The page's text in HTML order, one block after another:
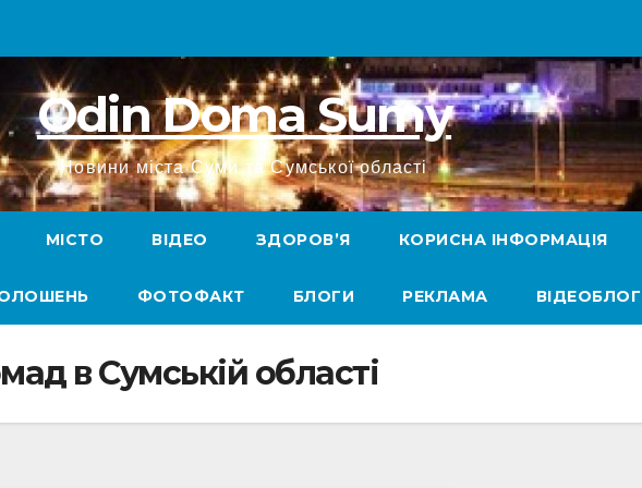
Odin Doma Sumy
Новини міста Суми та Сумської області
МІСТО ВІДЕО ЗДОРОВ’Я КОРИСНА ІНФОРМАЦІЯ
ФОТОФАКТ БЛОГИ РЕКЛАМА ВІДЕОБЛОГ
в Сумській області